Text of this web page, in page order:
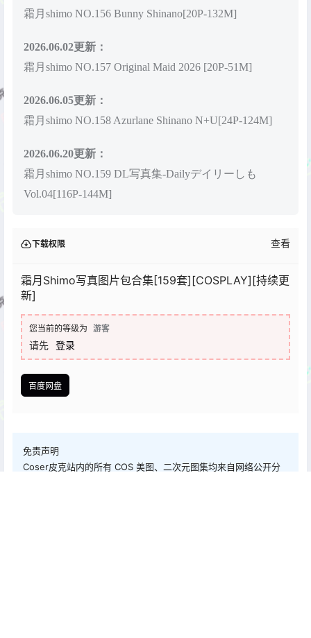
霜月shimo NO.156 Bunny Shinano[20P-132M]
2026.06.02更新：
霜月shimo NO.157 Original Maid 2026 [20P-51M]
2026.06.05更新：
霜月shimo NO.158 Azurlane Shinano N+U[24P-124M]
2026.06.20更新：
霜月shimo NO.159 DL写真集-Dailyデイリーしも
Vol.04[116P-144M]
下载权限 查看
霜月Shimo写真图片包合集[159套][COSPLAY][持续更
新]
您当前的等级为 游客
请先 登录
百度网盘
免责声明
Coser皮克站内的所有 COS 美图、二次元图集均来自网络公开分